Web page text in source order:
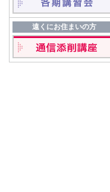
遠くにお住まいの方